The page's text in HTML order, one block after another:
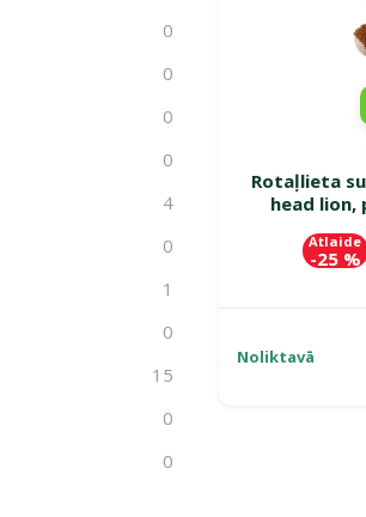
0
0
0
0
4
0
1
0
15
0
0
Rotaļlieta
head lion,
Atlaide
-25 %
Noliktavā